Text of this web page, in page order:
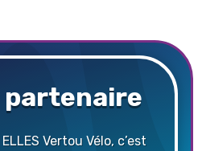
partenaire
Vertou Vélo, c’est